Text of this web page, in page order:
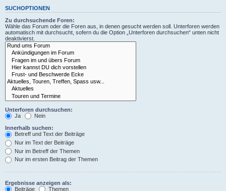
SUCHOPTIONEN
Zu durchsuchende Foren:
Wähle das Forum oder die Foren aus, in denen gesucht werden soll. Unterforen werden
automatisch mit durchsucht, sofern du die Option „Unterforen durchsuchen“ unten nicht
deaktivierst.
Unterforen durchsuchen:
Ja
Nein
Innerhalb suchen:
Betreff und Text der Beiträge
Nur im Text der Beiträge
Nur im Betreff der Themen
Nur im ersten Beitrag der Themen
Ergebnisse anzeigen als:
Beiträge
Themen